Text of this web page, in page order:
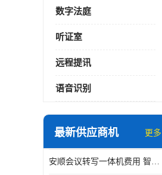
数字法庭
听证室
远程提讯
语音识别
最新供应商机 更多
安顺会议转写一体机费用 智能化水平